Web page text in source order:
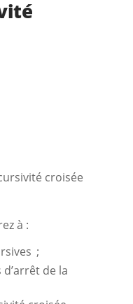
croisée
à :
;
de la